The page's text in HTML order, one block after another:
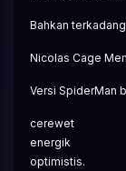
Bahkan
Nicolas Cage
Versi SpiderMan
cerewet
energik
optimistis.